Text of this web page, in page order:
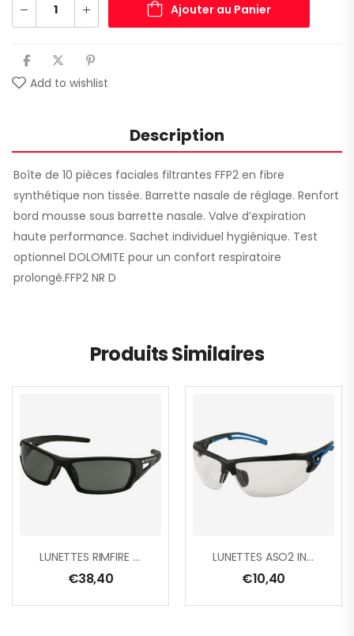
Ajouter au Panier
Add to wishlist
Description
Boîte de 10 pièces faciales filtrantes FFP2 en fibre
synthétique non tissée. Barrette nasale de réglage. Renfort
bord mousse sous barrette nasale. Valve d’expiration
haute performance. Sachet individuel hygiénique. Test
optionnel DOLOMITE pour un confort respiratoire
prolongé.FFP2 NR D
Produits Similaires
LUNETTES RIMFIRE POLARISÉ
€38,40
LUNETTES ASO2 INCOLORE
€10,40